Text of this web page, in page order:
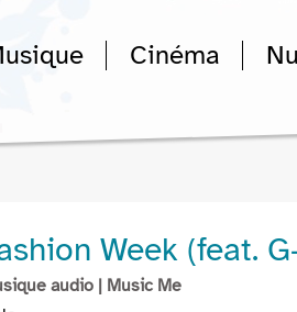
Cinéma
Week (feat.
audio | Music Me